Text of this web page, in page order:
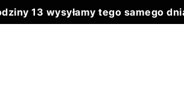
13 wysyłamy tego samego